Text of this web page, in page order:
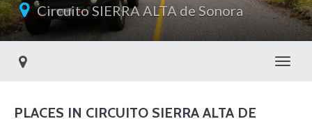
Circuito SIERRA ALTA de Sonora
PLACES IN CIRCUITO SIERRA ALTA DE